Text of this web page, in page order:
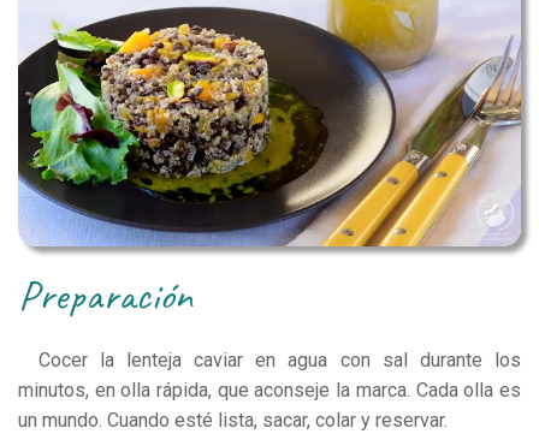
preparación
Cocer la lenteja caviar en agua con sal durante los
minutos, en olla rápida, que aconseje la marca. Cada olla es
un mundo. Cuando esté lista, sacar, colar y reservar.